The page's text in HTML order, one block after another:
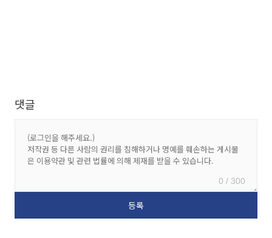
댓글
0 / 300